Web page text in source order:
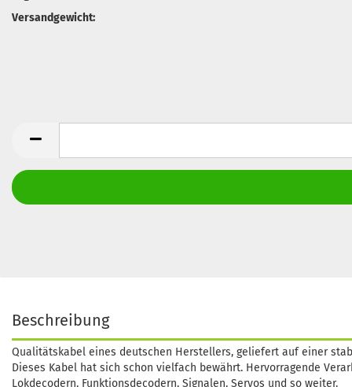
Versandgewicht:
Beschreibung
Qualitätskabel eines deutschen Herstellers, geliefert auf einer
Dieses Kabel hat sich schon vielfach bewährt. Hervorragende
Lokdecodern, Funktionsdecodern, Signalen, Servos und so weiter.